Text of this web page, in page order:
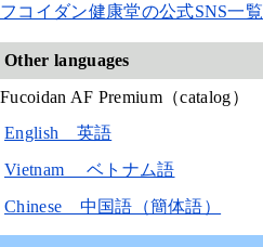
フコイダン健康堂の公式SNS一覧
Other languages
Fucoidan AF Premium（catalog）
English 英語
Vietnam ベトナム語
Chinese 中国語（簡体語）